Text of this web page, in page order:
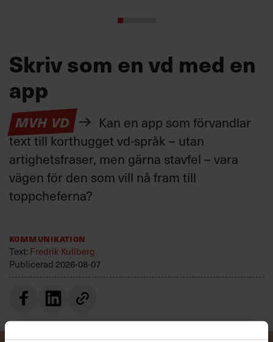
Skriv som en vd med en
app
MVH VD
Kan en app som förvandlar
text till korthugget vd-språk – utan
artighetsfraser, men gärna stavfel – vara
vägen för den som vill nå fram till
toppcheferna?
Kommunikation
Text:Fredrik Kullberg
Publicerad 2026-08-07